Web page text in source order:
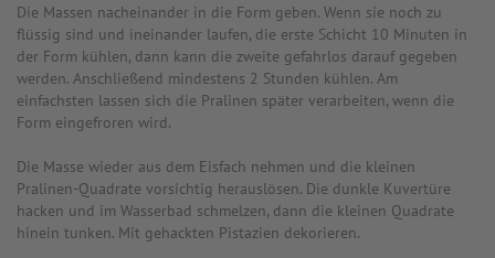
Die Massen nacheinander in die Form geben. Wenn sie noch zu
flüssig sind und ineinander laufen, die erste Schicht 10 Minuten in
der Form kühlen, dann kann die zweite gefahrlos darauf gegeben
werden. Anschließend mindestens 2 Stunden kühlen. Am
einfachsten lassen sich die Pralinen später verarbeiten, wenn die
Form eingefroren wird.
Die Masse wieder aus dem Eisfach nehmen und die kleinen
Pralinen-Quadrate vorsichtig herauslösen. Die dunkle Kuvertüre
hacken und im Wasserbad schmelzen, dann die kleinen Quadrate
hinein tunken. Mit gehackten Pistazien dekorieren.